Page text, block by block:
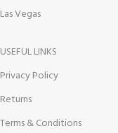
Las Vegas
USEFUL LINKS
Privacy Policy
Returns
Terms & Conditions